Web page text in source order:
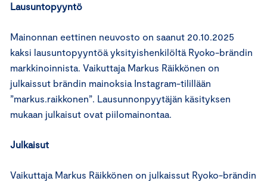
Lausuntopyyntö
Mainonnan eettinen neuvosto on saanut 20.10.2025
kaksi lausuntopyyntöä yksityishenkilöltä Ryoko-brändin
markkinoinnista. Vaikuttaja Markus Räikkönen on
julkaissut brändin mainoksia Instagram-tilillään
”markus.raikkonen”. Lausunnonpyytäjän käsityksen
mukaan julkaisut ovat piilomainontaa.
Julkaisut
Vaikuttaja Markus Räikkönen on julkaissut Ryoko-brändin